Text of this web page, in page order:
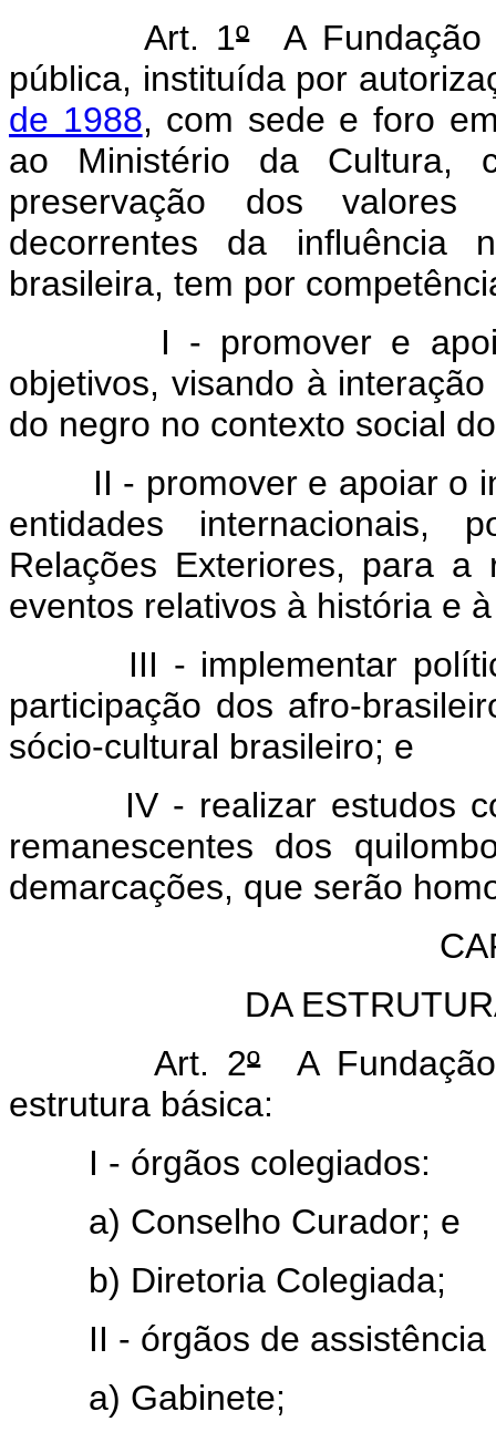
Art. 1ºA Fundação
pública, instituída por
de 1988, com sede e foro
ao Ministério da Cultura,
preservação dos valores
decorrentes da influência
brasileira, tem por
I - promover e apoiar
objetivos, visando à
do negro no contexto social
II - promover e apoiar o
entidades internacionais,
Relações Exteriores, para a
eventos relativos à história e
III - implementar
participação dos afro-
sócio-cultural brasileiro; e
IV - realizar estudos
remanescentes dos
demarcações, que serão
DA
Art. 2ºA Fundação
estrutura básica:
I - órgãos colegiados:
a) Conselho Curador; e
b) Diretoria Colegiada;
II - órgãos de assistência
a) Gabinete;